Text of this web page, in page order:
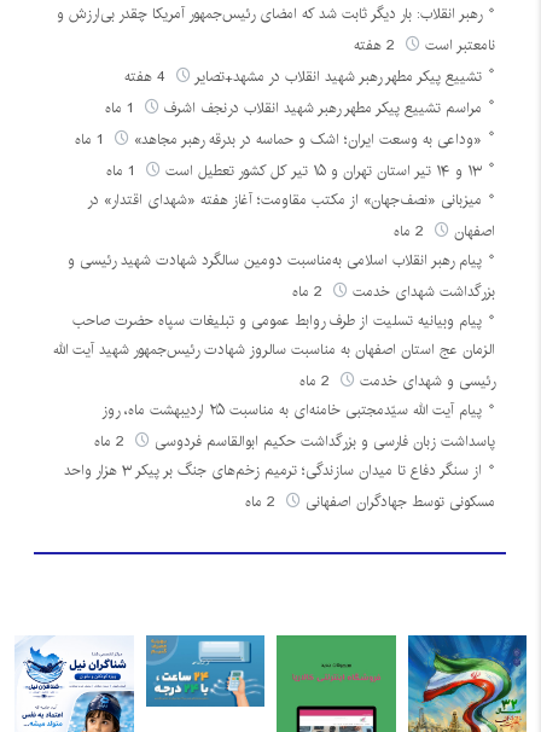
رهبر انقلاب: بار دیگر ثابت شد که امضای رئیس‌جمهور آمریکا چقدر بی‌ارزش و
نامعتبر است
تشییع پیکر مطهر رهبر شهید انقلاب در مشهد+تصایر
مراسم تشییع پیکر مطهر رهبر شهید انقلاب درنجف اشرف
«وداعی به وسعت ایران؛ اشک و حماسه در بدرقه رهبر مجاهد»
۱۳ و ۱۴ تیر استان تهران و ۱۵ تیر کل کشور تعطیل است
میزبانی «نصف‌جهان» از مکتب مقاومت؛ آغاز هفته «شهدای اقتدار» در
اصفهان
پیام رهبر انقلاب اسلامی به‌مناسبت دومین سالگرد شهادت شهید رئیسی و
بزرگداشت شهدای خدمت
پیام وبیانیه تسلیت از طرف روابط عمومی و تبلیغات سپاه حضرت صاحب
الزمان عج استان اصفهان به مناسبت سالروز شهادت رئیس‌جمهور شهید آیت الله
رئیسی و شهدای خدمت
پیام آیت الله سیّدمجتبی خامنه‌ای به مناسبت ۲۵ اردیبهشت ماه، روز
پاسداشت زبان فارسی و بزرگداشت حکیم ابوالقاسم فردوسی
از سنگر دفاع تا میدان سازندگی؛ ترمیم زخم‌های جنگ بر پیکر ۳ هزار واحد
مسکونی توسط جهادگران اصفهانی